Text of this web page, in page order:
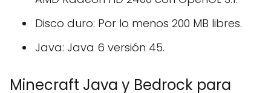
Disco duro: Por lo menos 200 MB libres.
Java: Java 6 versión 45.
Minecraft Java y Bedrock para